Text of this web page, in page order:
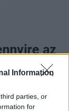
Information
parties, or
for
az